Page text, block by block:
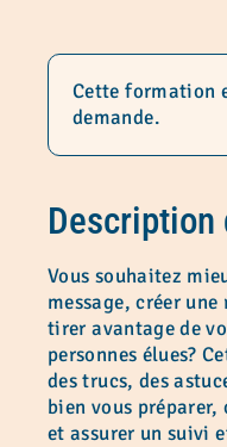
Cette formation
demande.
Vous souhaitez
message, créer
tirer avantage de
personnes élues?
des trucs, des
bien vous
et assurer un suivi